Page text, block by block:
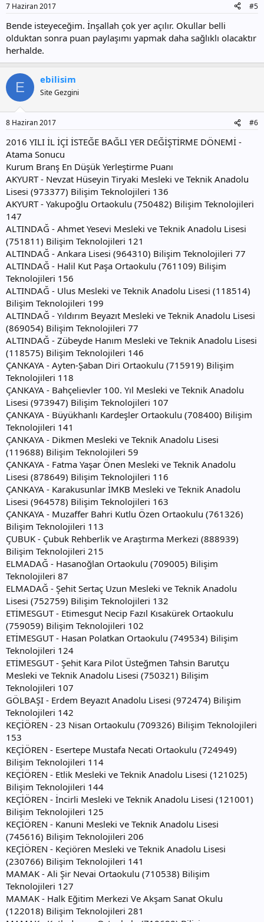
7 Haziran 2017 #5
Bende isteyeceğim. İnşallah çok yer açılır. Okullar belli
olduktan sonra puan paylaşımı yapmak daha sağlıklı olacaktır
herhalde.
E ebilisim
Site Gezgini
8 Haziran 2017 #6
2016 YILI İL İÇİ İSTEĞE BAĞLI YER DEĞİŞTİRME DÖNEMİ -
Atama Sonucu
Kurum Branş En Düşük Yerleştirme Puanı
AKYURT - Nevzat Hüseyin Tiryaki Mesleki ve Teknik Anadolu
Lisesi (973377) Bilişim Teknolojileri 136
AKYURT - Yakupoğlu Ortaokulu (750482) Bilişim Teknolojileri
147
ALTINDAĞ - Ahmet Yesevi Mesleki ve Teknik Anadolu Lisesi
(751811) Bilişim Teknolojileri 121
ALTINDAĞ - Ankara Lisesi (964310) Bilişim Teknolojileri 77
ALTINDAĞ - Halil Kut Paşa Ortaokulu (761109) Bilişim
Teknolojileri 156
ALTINDAĞ - Ulus Mesleki ve Teknik Anadolu Lisesi (118514)
Bilişim Teknolojileri 199
ALTINDAĞ - Yıldırım Beyazıt Mesleki ve Teknik Anadolu Lisesi
(869054) Bilişim Teknolojileri 77
ALTINDAĞ - Zübeyde Hanım Mesleki ve Teknik Anadolu Lisesi
(118575) Bilişim Teknolojileri 146
ÇANKAYA - Ayten-Şaban Diri Ortaokulu (715919) Bilişim
Teknolojileri 118
ÇANKAYA - Bahçelievler 100. Yıl Mesleki ve Teknik Anadolu
Lisesi (973947) Bilişim Teknolojileri 107
ÇANKAYA - Büyükhanlı Kardeşler Ortaokulu (708400) Bilişim
Teknolojileri 141
ÇANKAYA - Dikmen Mesleki ve Teknik Anadolu Lisesi
(119688) Bilişim Teknolojileri 59
ÇANKAYA - Fatma Yaşar Önen Mesleki ve Teknik Anadolu
Lisesi (878649) Bilişim Teknolojileri 116
ÇANKAYA - Karakusunlar İMKB Mesleki ve Teknik Anadolu
Lisesi (964578) Bilişim Teknolojileri 163
ÇANKAYA - Muzaffer Bahri Kutlu Özen Ortaokulu (761326)
Bilişim Teknolojileri 113
ÇUBUK - Çubuk Rehberlik ve Araştırma Merkezi (888939)
Bilişim Teknolojileri 215
ELMADAĞ - Hasanoğlan Ortaokulu (709005) Bilişim
Teknolojileri 87
ELMADAĞ - Şehit Sertaç Uzun Mesleki ve Teknik Anadolu
Lisesi (752759) Bilişim Teknolojileri 132
ETİMESGUT - Etimesgut Necip Fazıl Kısakürek Ortaokulu
(759059) Bilişim Teknolojileri 102
ETİMESGUT - Hasan Polatkan Ortaokulu (749534) Bilişim
Teknolojileri 124
ETİMESGUT - Şehit Kara Pilot Üsteğmen Tahsin Barutçu
Mesleki ve Teknik Anadolu Lisesi (750321) Bilişim
Teknolojileri 107
GÖLBAŞI - Erdem Beyazıt Anadolu Lisesi (972474) Bilişim
Teknolojileri 142
KEÇİÖREN - 23 Nisan Ortaokulu (709326) Bilişim Teknolojileri
153
KEÇİÖREN - Esertepe Mustafa Necati Ortaokulu (724949)
Bilişim Teknolojileri 114
KEÇİÖREN - Etlik Mesleki ve Teknik Anadolu Lisesi (121025)
Bilişim Teknolojileri 144
KEÇİÖREN - İncirli Mesleki ve Teknik Anadolu Lisesi (121001)
Bilişim Teknolojileri 125
KEÇİÖREN - Kanuni Mesleki ve Teknik Anadolu Lisesi
(745616) Bilişim Teknolojileri 206
KEÇİÖREN - Keçiören Mesleki ve Teknik Anadolu Lisesi
(230766) Bilişim Teknolojileri 141
MAMAK - Ali Şir Nevai Ortaokulu (710538) Bilişim
Teknolojileri 127
MAMAK - Halk Eğitim Merkezi Ve Akşam Sanat Okulu
(122018) Bilişim Teknolojileri 281